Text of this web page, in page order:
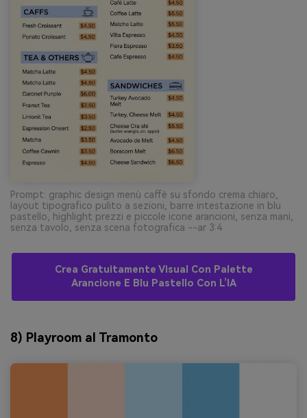
Prompt: graphic design menù caffè su sfondo crema chiaro,
layout tipografico pulito a sezioni, barre intestazione in blu
pastello, highlight prezzi e piccole icone arancioni, senza mani,
senza tavolo, senza scena fotografica --ar 3:4
Crea Gratuitamente Visual Con Palette
Arancione E Blu Pastello Con L’IA
8) Playroom al Tramonto